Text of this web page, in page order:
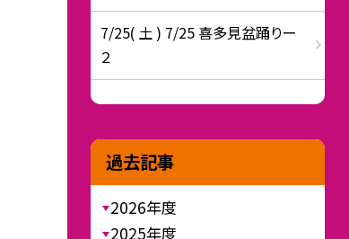
7/25( 土 ) 7/25 喜多見盆踊りー
２
過去記事
2026年度
2025年度